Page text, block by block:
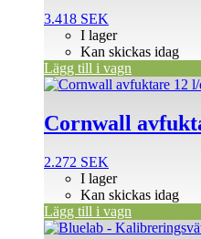
3.418 SEK
I lager
Kan skickas idag
Lägg till i vagn
Cornwall
2.272 SEK
I lager
Kan skickas idag
Lägg till i vagn
Den